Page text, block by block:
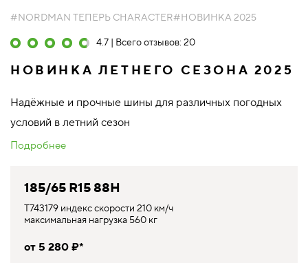
#NORDMAN ТЕПЕРЬ CHARACTER#НОВИНКА 2025
4.7 | Всего отзывов: 20
НОВИНКА ЛЕТНЕГО СЕЗОНА 2025
Надёжные и прочные шины для различных погодных
условий в летний сезон
Подробнее
185/65 R15 88H
T743179 индекс скорости 210 км/ч
максимальная нагрузка 560 кг
от 5 280 ₽*